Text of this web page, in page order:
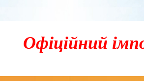
Офіційний